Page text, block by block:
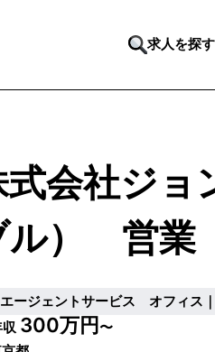
求人を探す
式会社ジ
ル） 営業
エージェントサービス オフィス
収 300万円〜